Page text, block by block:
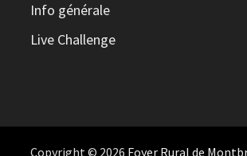
Info générale
Live Challenge
Copyright © 2026 Foyer Rural de